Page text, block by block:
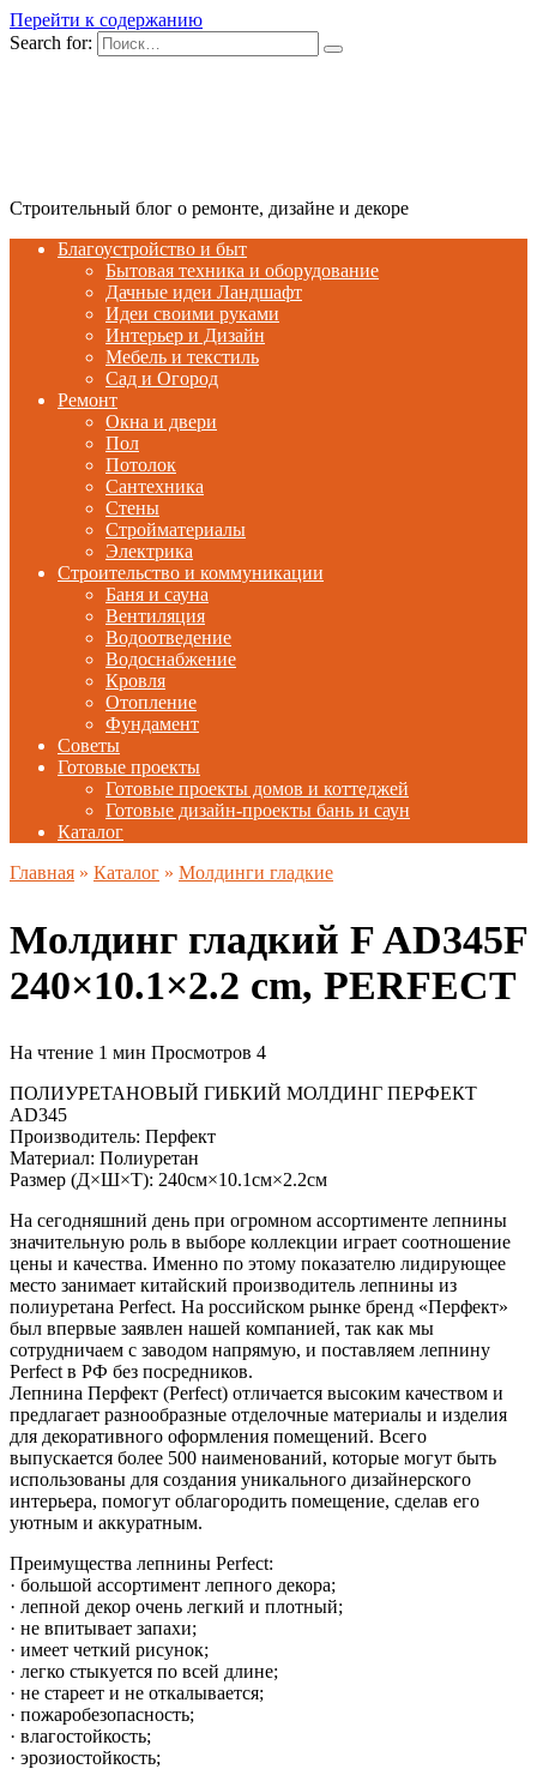
Перейти к содержанию
Search for:
Строительный блог о ремонте, дизайне и декоре
Благоустройство и быт
Бытовая техника и оборудование
Дачные идеи Ландшафт
Идеи своими руками
Интерьер и Дизайн
Мебель и текстиль
Сад и Огород
Ремонт
Окна и двери
Пол
Потолок
Сантехника
Стены
Стройматериалы
Электрика
Строительство и коммуникации
Баня и сауна
Вентиляция
Водоотведение
Водоснабжение
Кровля
Отопление
Фундамент
Советы
Готовые проекты
Готовые проекты домов и коттеджей
Готовые дизайн-проекты бань и саун
Каталог
Главная » Каталог » Молдинги гладкие
Молдинг гладкий F AD345F
240×10.1×2.2 cm, PERFECT
На чтение 1 мин Просмотров 4
ПОЛИУРЕТАНОВЫЙ ГИБКИЙ МОЛДИНГ ПЕРФЕКТ
AD345
Производитель: Перфект
Материал: Полиуретан
Размер (Д×Ш×Т): 240см×10.1см×2.2см
На сегодняшний день при огромном ассортименте лепнины
значительную роль в выборе коллекции играет соотношение
цены и качества. Именно по этому показателю лидирующее
место занимает китайский производитель лепнины из
полиуретана Perfect. На российском рынке бренд «Перфект»
был впервые заявлен нашей компанией, так как мы
сотрудничаем с заводом напрямую, и поставляем лепнину
Perfect в РФ без посредников.
Лепнина Перфект (Perfect) отличается высоким качеством и
предлагает разнообразные отделочные материалы и изделия
для декоративного оформления помещений. Всего
выпускается более 500 наименований, которые могут быть
использованы для создания уникального дизайнерского
интерьера, помогут облагородить помещение, сделав его
уютным и аккуратным.
Преимущества лепнины Perfect:
· большой ассортимент лепного декора;
· лепной декор очень легкий и плотный;
· не впитывает запахи;
· имеет четкий рисунок;
· легко стыкуется по всей длине;
· не стареет и не откалывается;
· пожаробезопасность;
· влагостойкость;
· эрозиостойкость;